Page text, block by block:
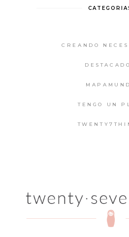
CREANDO
TENGO UN